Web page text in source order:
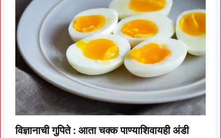
विज्ञानाची गुपिते : आता चक्क पाण्याशिवायही अंडी